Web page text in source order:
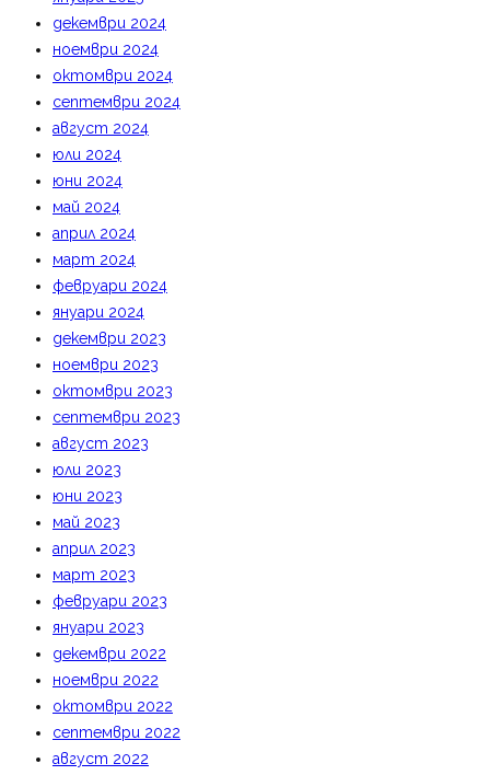
декември 2024
ноември 2024
октомври 2024
септември 2024
август 2024
юли 2024
юни 2024
май 2024
април 2024
март 2024
февруари 2024
януари 2024
декември 2023
ноември 2023
октомври 2023
септември 2023
август 2023
юли 2023
юни 2023
май 2023
април 2023
март 2023
февруари 2023
януари 2023
декември 2022
ноември 2022
октомври 2022
септември 2022
август 2022